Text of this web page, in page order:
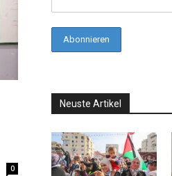
0
Neuste Artikel